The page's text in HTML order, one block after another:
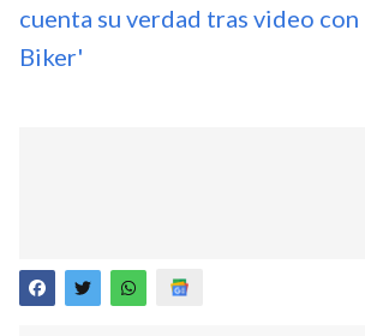
cuenta su verdad tras video con
Biker'